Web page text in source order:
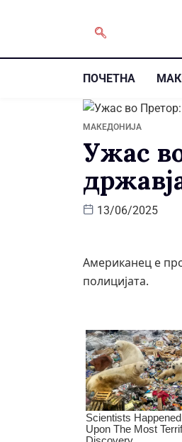
ПОЧЕТНА
МАКЕДОНИЈА
Ужас
13/06/2025
Американец е
полицијата.